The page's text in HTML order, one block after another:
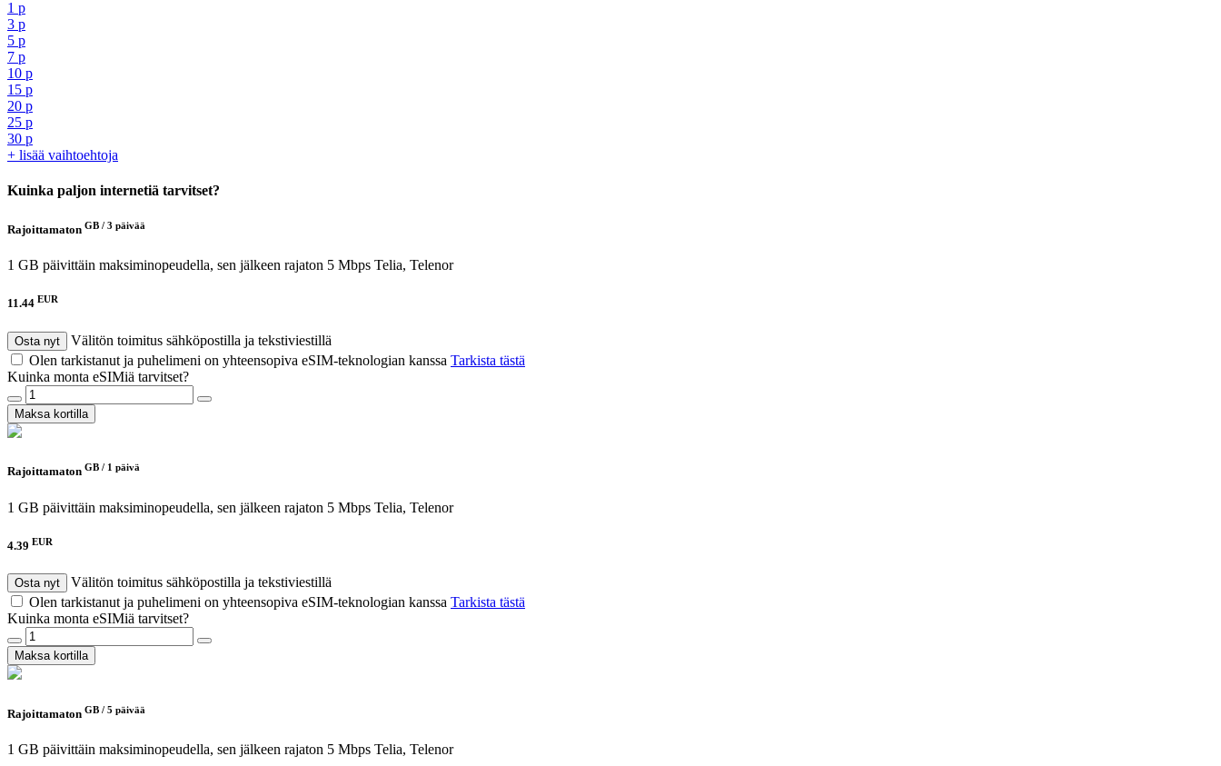
1 p
3 p
5 p
7 p
10 p
15 p
20 p
25 p
30 p
+ lisää vaihtoehtoja
Kuinka paljon internetiä tarvitset?
Rajoittamaton GB / 3 päivää
1 GB päivittäin maksiminopeudella, sen jälkeen rajaton 5 Mbps Telia, Telenor
11.44 EUR
Osta nyt
Välitön toimitus sähköpostilla ja tekstiviestillä
Olen tarkistanut ja puhelimeni on yhteensopiva eSIM-teknologian kanssa Tarkista tästä
Kuinka monta eSIMiä tarvitset?
Maksa kortilla
Rajoittamaton GB / 1 päivä
1 GB päivittäin maksiminopeudella, sen jälkeen rajaton 5 Mbps Telia, Telenor
4.39 EUR
Osta nyt
Välitön toimitus sähköpostilla ja tekstiviestillä
Olen tarkistanut ja puhelimeni on yhteensopiva eSIM-teknologian kanssa Tarkista tästä
Kuinka monta eSIMiä tarvitset?
Maksa kortilla
Rajoittamaton GB / 5 päivää
1 GB päivittäin maksiminopeudella, sen jälkeen rajaton 5 Mbps Telia, Telenor